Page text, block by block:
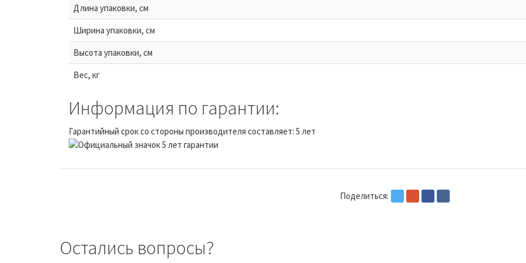
Длина упаковки, см
Ширина упаковки, см
Высота упаковки, см
Вес, кг
Информация по гарантии:
Гарантийный срок со стороны производителя составляет: 5 лет
Поделиться:
Остались вопросы?